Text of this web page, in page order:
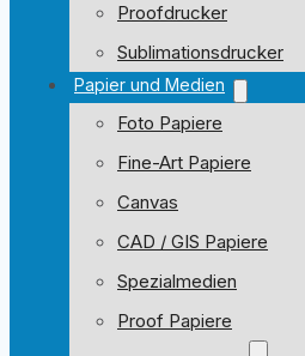
Proofdrucker
Sublimationsdrucker
Papier und Medien
Foto Papiere
Fine-Art Papiere
Canvas
CAD / GIS Papiere
Spezialmedien
Proof Papiere